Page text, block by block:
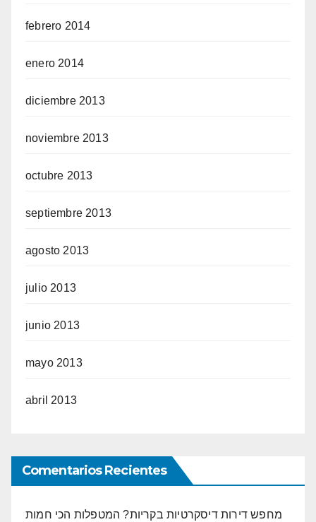
febrero 2014
enero 2014
diciembre 2013
noviembre 2013
octubre 2013
septiembre 2013
agosto 2013
julio 2013
junio 2013
mayo 2013
abril 2013
Comentarios Recientes
מחפש דירות דיסקרטיות בקריות? המטפלות הכי חמות